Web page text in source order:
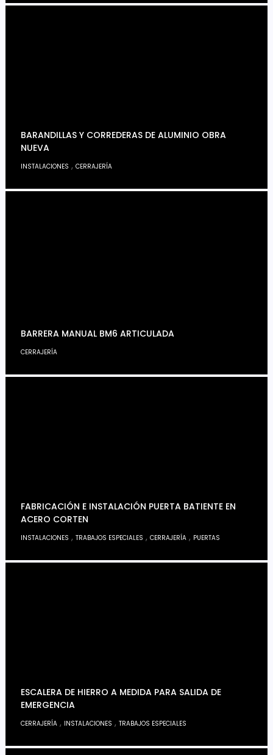
BARANDILLAS Y CORREDERAS DE ALUMINIO OBRA
NUEVA
INSTALACIONES ,CERRAJERÍA
BARRERA MANUAL BM6 ARTICULADA
CERRAJERÍA
FABRICACIÓN E INSTALACIÓN PUERTA BATIENTE EN
ACERO CORTEN
INSTALACIONES ,TRABAJOS ESPECIALES ,CERRAJERÍA , PUERTAS
ESCALERA DE HIERRO A MEDIDA PARA SALIDA DE
EMERGENCIA
CERRAJERÍA , INSTALACIONES ,TRABAJOS ESPECIALES